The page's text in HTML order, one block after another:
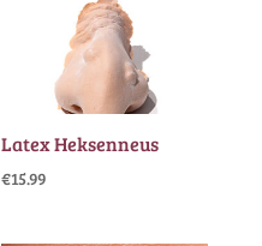
Latex Heksenneus
€15.99